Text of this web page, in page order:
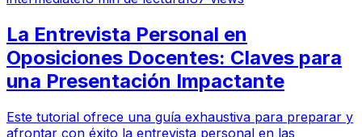
La Entrevista Personal en
Oposiciones Docentes: Claves para
una Presentación Impactante
Este tutorial ofrece una guía exhaustiva para preparar y
afrontar con éxito la entrevista personal en las